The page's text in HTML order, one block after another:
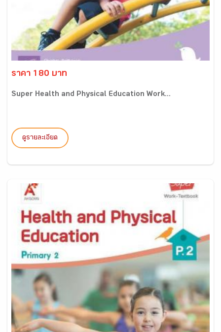
ราคา 180 บาท
Super Health and Physical Education Work...
ดูรายละเอียด